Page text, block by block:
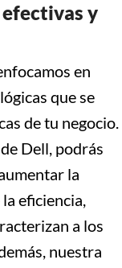
y
en
que se
de tu negocio.
Dell, podrás
la
eficiencia,
a los
nuestra